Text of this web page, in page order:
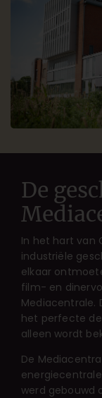
De
In het hart van
industriële
elkaar
film- en
Mediacentrale.
het perfecte
alleen wordt
De
werd gebouwd